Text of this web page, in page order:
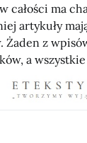
całości ma
artykuły
Żaden z
a wszystkie